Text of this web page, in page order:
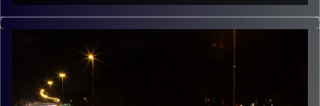
מוזיקה שתלווה אותנו אחרי יום עבודה ארוך ותחזיר אותנו
הביתה בשלום עם נועה טרייטל
קרדיט תמונות: